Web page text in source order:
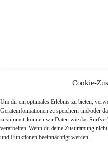
Cookie-
Um dir ein optimales Erlebnis zu bieten,
Geräteinformationen zu speichern und/oder
zustimmst, können wir Daten wie das
verarbeiten. Wenn du deine Zustimmung
und Funktionen beeinträchtigt werden.